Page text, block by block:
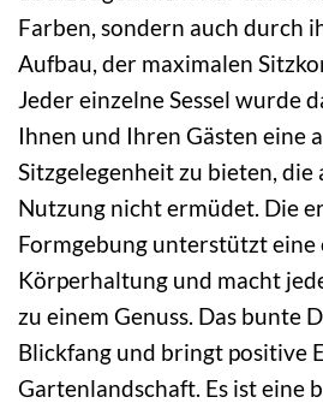
Farben, sondern auch durch
Aufbau, der maximalen
Jeder einzelne Sessel wurde
Ihnen und Ihren Gästen eine
Sitzgelegenheit zu bieten, die
Nutzung nicht ermüdet. Die
Formgebung unterstützt eine
Körperhaltung und macht
zu einem Genuss. Das bunte
Blickfang und bringt positive
Gartenlandschaft. Es ist eine